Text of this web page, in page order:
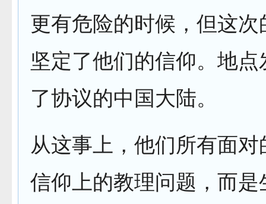
更有危险的时候，但这
坚定了他们的信仰。地
了协议的中国大陆。
从这事上，他们所有面
信仰上的教理问题，而